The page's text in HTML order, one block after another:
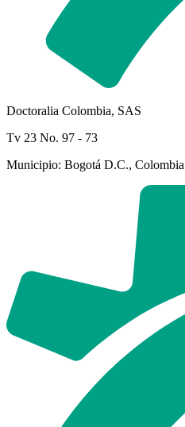
Doctoralia Colombia, SAS
Tv 23 No. 97 - 73
Municipio: Bogotá D.C., Colombia